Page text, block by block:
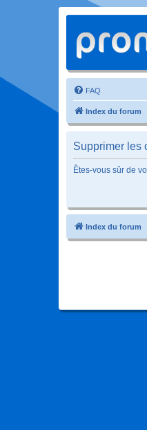
FAQ
Index du forum
Supprimer les
Êtes-vous sûr de
Index du forum